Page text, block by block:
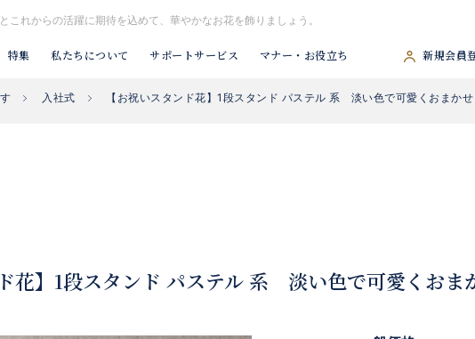
れからの活躍に期待を込めて、華やかなお花を飾りましょう。
特集 私たちについて サポートサービス マナー・お役立ち 新規会員
業祝い花 #胡蝶蘭 #スタンド花 #祝アレンジ #観葉植物 #供アレンジ
入社式 【お祝いスタンド花】1段スタンド パステル 系 淡い色で可愛くおま
ド花】1段スタンド パステル 系 淡い色で可愛くお